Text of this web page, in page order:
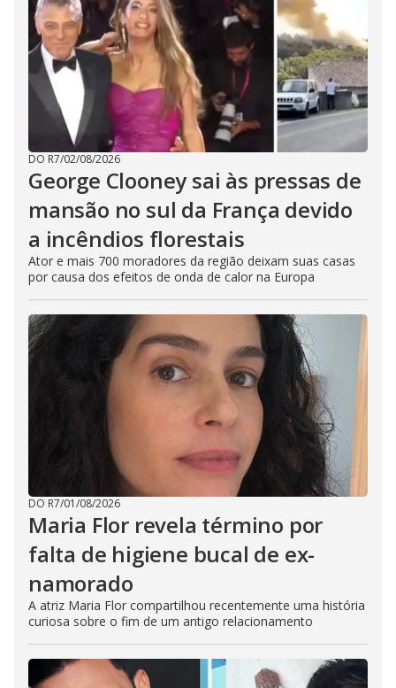
DO R7/02/08/2026
George Clooney sai às pressas de
mansão no sul da França devido
a incêndios florestais
Ator e mais 700 moradores da região deixam suas casas
por causa dos efeitos de onda de calor na Europa
DO R7/01/08/2026
Maria Flor revela término por
falta de higiene bucal de ex-
namorado
A atriz Maria Flor compartilhou recentemente uma história
curiosa sobre o fim de um antigo relacionamento